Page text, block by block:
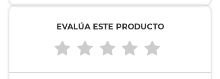
EVALÚA ESTE PRODUCTO